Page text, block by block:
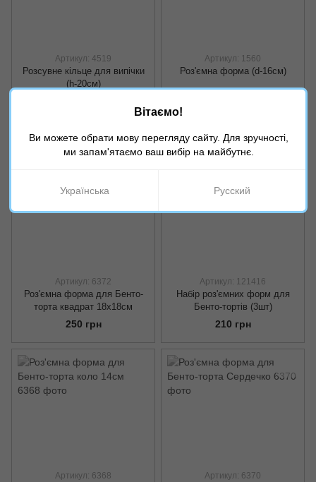
Артикул: 4519
Розсувне кільце для випічки
(h-20см)
Артикул: 1560
Роз'ємна форма (d-16см)
Артикул: 6372
Роз'ємна форма для Бенто-
торта квадрат 18х18см
250 грн
Артикул: 121416
Набір роз'ємних форм для
Бенто-тортів (3шт)
210 грн
Артикул: 6368 Артикул: 6370
Вітаємо!
Ви можете обрати мову перегляду сайту. Для зручності,
ми запам'ятаємо ваш вибір на майбутнє.
Українська Русский